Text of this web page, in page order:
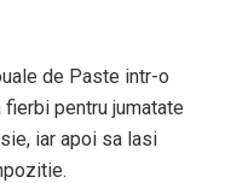
de Paste intr-o
pentru jumatate
iar apoi sa lasi